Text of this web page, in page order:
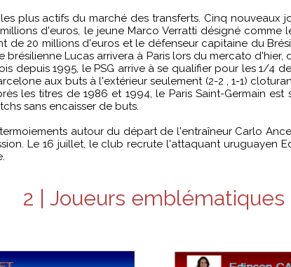
plus actifs du marché des transferts. Cinq
d'euros, le jeune Marco Verratti désigné
de 20 millions d'euros et le défenseur capitaine du
Lucas arrivera à Paris lors du mercato
depuis 1995, le PSG arrive à se qualifier pour les 1/4
aux buts à l'extérieur seulement (2-2 , 1-1)
les titres de 1986 et 1994, le Paris Saint-Germain
sans encaisser de buts.
autour du départ de l'entraîneur Carlo
Le 16 juillet, le club recrute l'attaquant uruguayen
2 | Joueurs emblématiques